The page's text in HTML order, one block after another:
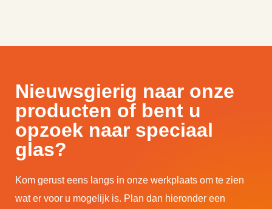
Nieuwsgierig naar onze
producten of bent u
opzoek naar speciaal
glas?
Kom gerust eens langs in onze werkplaats om te zien
wat er voor u mogelijk is. Plan dan hieronder een